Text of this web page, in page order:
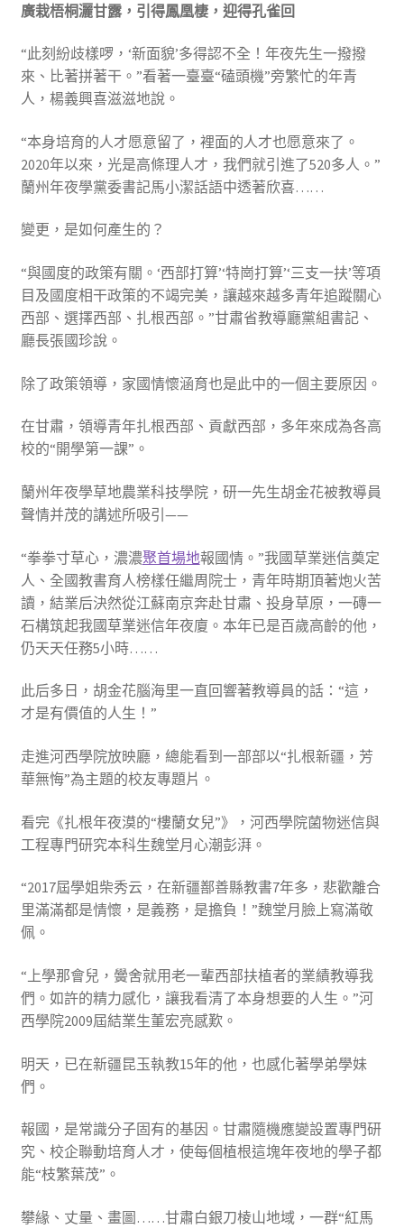
廣栽梧桐灑甘露，引得鳳凰棲，迎得孔雀回
“此刻紛歧樣啰，‘新面貌’多得認不全！年夜先生一撥撥
來、比著拼著干。”看著一臺臺“磕頭機”旁繁忙的年青
人，楊義興喜滋滋地說。
“本身培育的人才愿意留了，裡面的人才也愿意來了。
2020年以來，光是高條理人才，我們就引進了520多人。”
蘭州年夜學黨委書記馬小潔話語中透著欣喜……
變更，是如何產生的？
“與國度的政策有關。‘西部打算’‘特崗打算’‘三支一扶’等項
目及國度相干政策的不竭完美，讓越來越多青年追蹤關心
西部、選擇西部、扎根西部。”甘肅省教導廳黨組書記、
廳長張國珍說。
除了政策領導，家國情懷涵育也是此中的一個主要原因。
在甘肅，領導青年扎根西部、貢獻西部，多年來成為各高
校的“開學第一課”。
蘭州年夜學草地農業科技學院，研一先生胡金花被教導員
聲情并茂的講述所吸引——
“拳拳寸草心，濃濃聚首場地報國情。”我國草業迷信奠定
人、全國教書育人榜樣任繼周院士，青年時期頂著炮火苦
讀，結業后決然從江蘇南京奔赴甘肅、投身草原，一磚一
石構筑起我國草業迷信年夜廈。本年已是百歲高齡的他，
仍天天任務5小時……
此后多日，胡金花腦海里一直回響著教導員的話：“這，
才是有價值的人生！”
走進河西學院放映廳，總能看到一部部以“扎根新疆，芳
華無悔”為主題的校友專題片。
看完《扎根年夜漠的“樓蘭女兒”》，河西學院菌物迷信與
工程專門研究本科生魏堂月心潮彭湃。
“2017屆學姐柴秀云，在新疆鄯善縣教書7年多，悲歡離合
里滿滿都是情懷，是義務，是擔負！”魏堂月臉上寫滿敬
佩。
“上學那會兒，黌舍就用老一輩西部扶植者的業績教導我
們。如許的精力感化，讓我看清了本身想要的人生。”河
西學院2009屆結業生董宏亮感歎。
明天，已在新疆昆玉執教15年的他，也感化著學弟學妹
們。
報國，是常識分子固有的基因。甘肅隨機應變設置專門研
究、校企聯動培育人才，使每個植根這塊年夜地的學子都
能“枝繁葉茂”。
攀緣、丈量、畫圖……甘肅白銀刀棱山地域，一群“紅馬